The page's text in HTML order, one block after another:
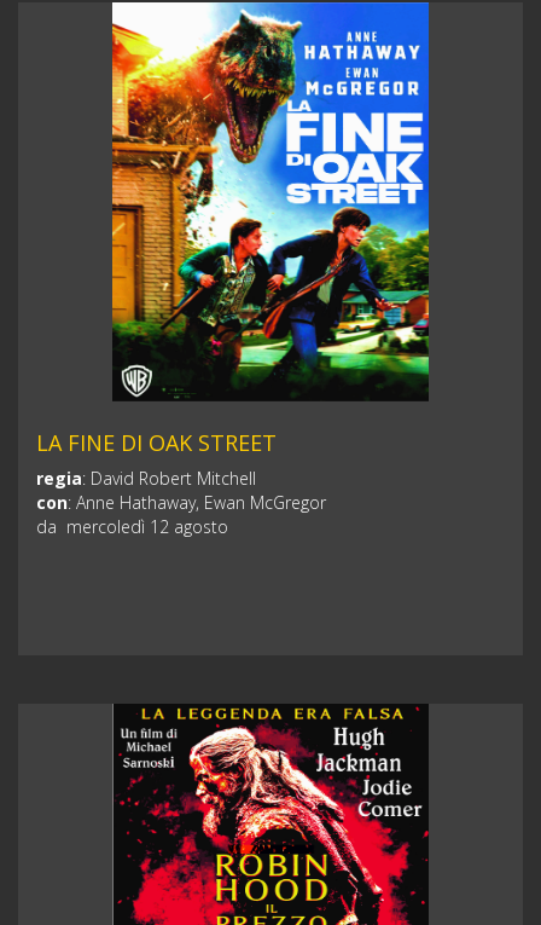
LA FINE DI OAK STREET
regia: David Robert Mitchell
con: Anne Hathaway, Ewan McGregor
da mercoledì 12 agosto